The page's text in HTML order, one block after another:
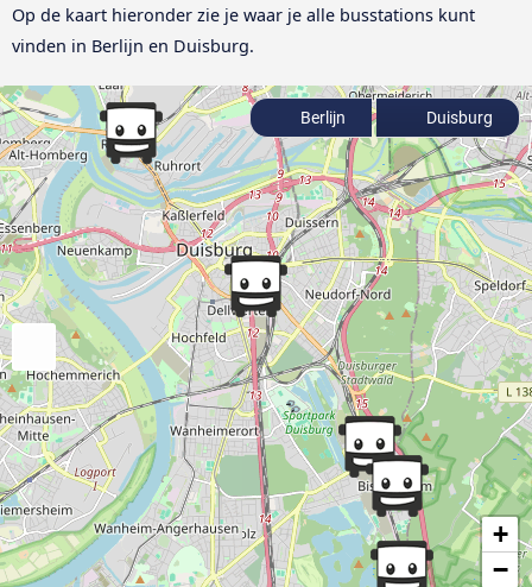
Op de kaart hieronder zie je waar je alle busstations kunt
vinden in Berlijn en Duisburg.
+
−
Berlijn Duisburg